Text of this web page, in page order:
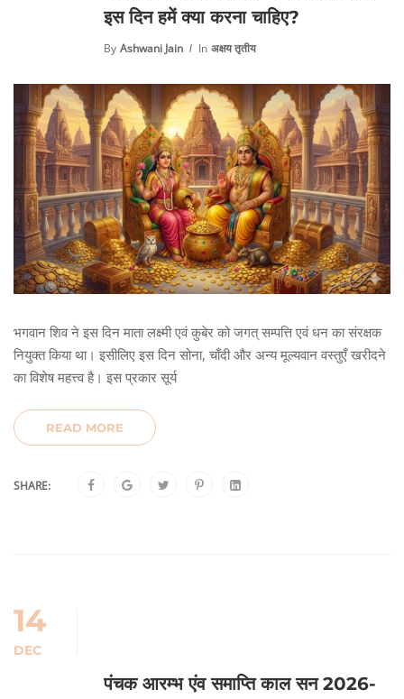
इस दिन हमें क्या करना चाहिए?
By Ashwani Jain In अक्षय तृतीय
भगवान शिव ने इस दिन माता लक्ष्मी एवं कुबेर को जगत् सम्पत्ति एवं धन का संरक्षक
नियुक्त किया था। इसीलिए इस दिन सोना, चाँदी और अन्य मूल्यवान वस्तुएँ खरीदने
का विशेष महत्त्व है। इस प्रकार सूर्य
READ MORE
SHARE:
14
DEC
पंचक आरम्भ एंव समाप्ति काल सन 2026-